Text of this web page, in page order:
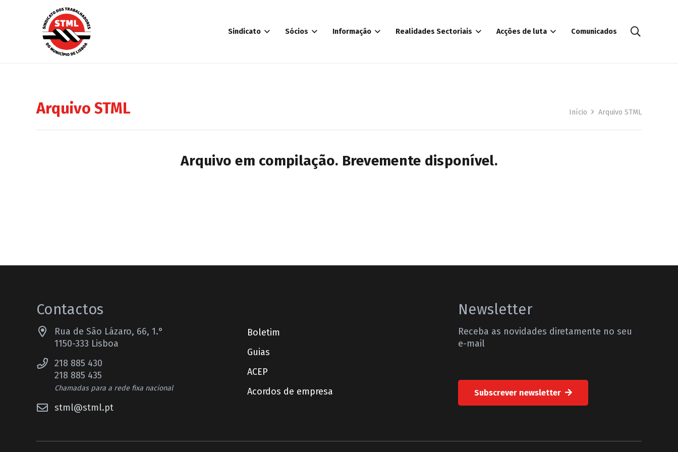
Sindicato Sócios Informação Realidades Sectoriais Acções de luta Comunicados
Arquivo STML Início Arquivo STML
Arquivo em compilação. Brevemente disponível.
Contactos
Rua de São Lázaro, 66, 1.°
1150-333 Lisboa
218 885 430
218 885 435
Chamadas para a rede fixa nacional
stml@stml.pt
Boletim
Guias
ACEP
Acordos de empresa
Newsletter
Receba as novidades diretamente no seu
e-mail
Subscrever newsletter